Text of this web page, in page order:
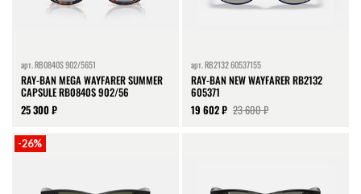
арт.RB0840S 902/5651
RAY-BAN MEGA WAYFARER SUMMER
CAPSULE RB0840S 902/56
25 300 ₽
арт.RB2132 60537155
RAY-BAN NEW WAYFARER RB2132
605371
19 602 ₽ 23 600 ₽
-26%